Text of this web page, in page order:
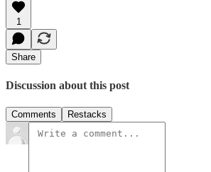
1
Share
Discussion about this post
Comments Restacks